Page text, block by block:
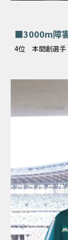
■3000m障
4位 本間創選手